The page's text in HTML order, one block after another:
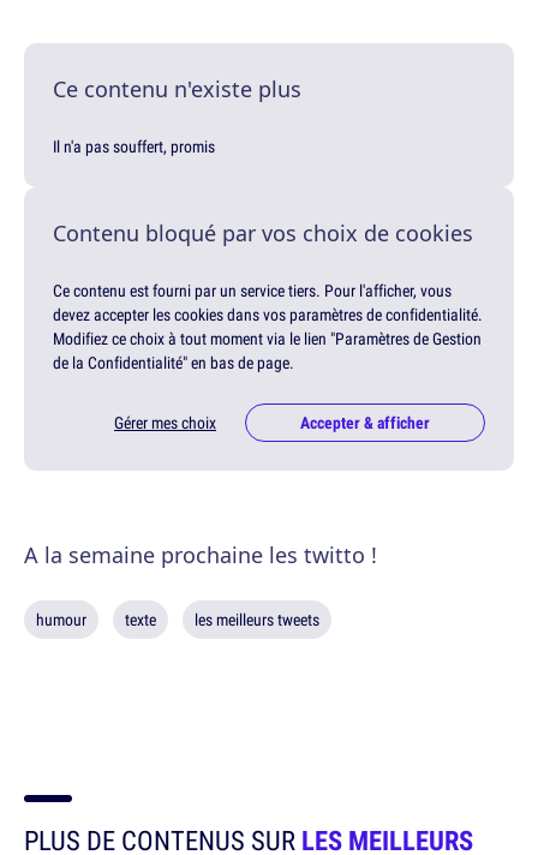
Ce contenu n'existe plus
Il n'a pas souffert, promis
Contenu bloqué par vos choix de cookies
Ce contenu est fourni par un service tiers. Pour l'afficher, vous
devez accepter les cookies dans vos paramètres de confidentialité.
Modifiez ce choix à tout moment via le lien "Paramètres de Gestion
de la Confidentialité" en bas de page.
Gérer mes choix Accepter & afficher
A la semaine prochaine les twitto !
humour texte les meilleurs tweets
PLUS DE CONTENUS SURLES MEILLEURS